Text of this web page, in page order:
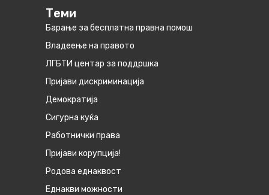
Теми
Барање за бесплатна правна помош
Владеење на правото
ЛГБТИ центар за поддршка
Пријави дискриминација
Демократија
Сигурна куќа
Работнички права
Пријави корупција!
Родова еднаквост
Eднакви можности